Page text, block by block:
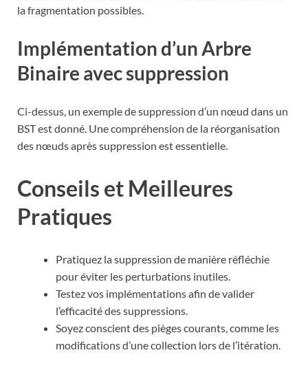
la fragmentation possibles.
Implémentation d’un Arbre
Binaire avec suppression
Ci-dessus, un exemple de suppression d’un nœud dans un
BST est donné. Une compréhension de la réorganisation
des nœuds après suppression est essentielle.
Conseils et Meilleures
Pratiques
Pratiquez la suppression de manière réfléchie
pour éviter les perturbations inutiles.
Testez vos implémentations afin de valider
l’efficacité des suppressions.
Soyez conscient des pièges courants, comme les
modifications d’une collection lors de l’itération.